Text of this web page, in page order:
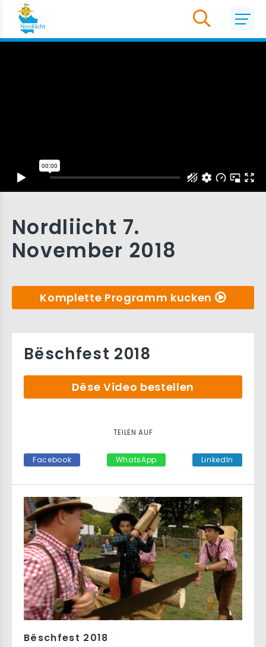
Nordliicht 7.
November 2018
Komplette Programm kucken
Bëschfest 2018
Bëschfest 2018
Dëse Video bestellen
TEILEN AUF
Facebook WhatsApp LinkedIn